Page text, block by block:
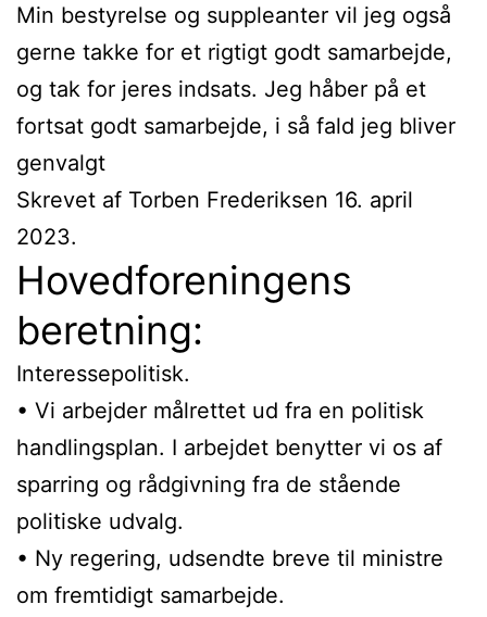
Min bestyrelse og suppleanter vil jeg også
gerne takke for et rigtigt godt samarbejde,
og tak for jeres indsats. Jeg håber på et
fortsat godt samarbejde, i så fald jeg bliver
genvalgt
Skrevet af Torben Frederiksen 16. april
2023.
Hovedforeningens
beretning:
Interessepolitisk.
• Vi arbejder målrettet ud fra en politisk
handlingsplan. I arbejdet benytter vi os af
sparring og rådgivning fra de stående
politiske udvalg.
• Ny regering, udsendte breve til ministre
om fremtidigt samarbejde.